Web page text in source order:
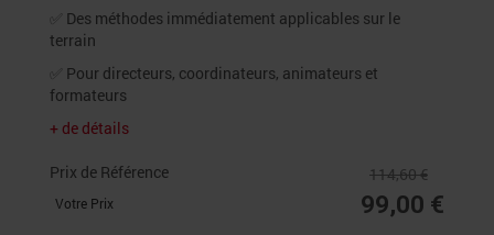
✅ Des méthodes immédiatement applicables sur le
terrain
✅ Pour directeurs, coordinateurs, animateurs et
formateurs
+ de détails
Prix de Référence 114,60 €
Votre Prix 99,00 €